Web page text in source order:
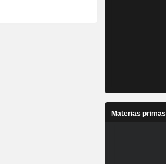
Materias primas